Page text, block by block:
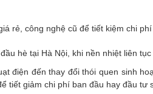
rẻ, công nghệ cũ để tiết kiệm chi
hè tại Hà Nội, khi nền nhiệt liên
điện đến thay đổi thói quen sinh
tiết giảm chi phí ban đầu hay đầu